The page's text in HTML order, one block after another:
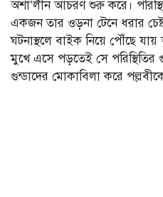
অশা’লীন আচরণ শুরু করে।
একজন তার ওড়না টেনে ধরার
ঘটনাস্থলে বাইক নিয়ে পৌঁছে
মুখে এসে পড়তেই সে
গুন্ডাদের মোকাবিলা করে